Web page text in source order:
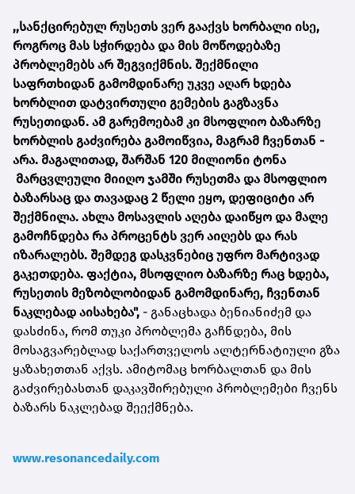
,,სანქცირებულ რუსეთს ვერ გააქვს ხორბალი ისე,
როგროც მას სჭირდება და მის მოწოდებაზე
პრობლემებს არ შეგვიქმნის. შექმნილი
საფრთხიდან გამომდინარე უკვე აღარ ხდება
ხორბლით დატვირთული გემების გაგზავნა
რუსეთიდან. ამ გარემოებამ კი მსოფლიო ბაზარზე
ხორბლის გაძვირება გამოიწვია, მაგრამ ჩვენთან -
არა. მაგალითად, შარშან 120 მილიონი ტონა
მარცვლეული მიიღო ჯამში რუსეთმა და მსოფლიო
ბაზარსაც და თავადაც 2 წელი ეყო, დეფიციტი არ
შექმნილა. ახლა მოსავლის აღება დაიწყო და მალე
გამოჩნდება რა პროცენტს ვერ აიღებს და რას
იზარალებს. შემდეგ დასკვნებიც უფრო მარტივად
გაკეთდება. ფაქტია, მსოფლიო ბაზარზე რაც ხდება,
რუსეთის მეზობლობიდან გამომდინარე, ჩვენთან
ნაკლებად აისახება", - განაცხადა ბენიანიძემ და
დასძინა, რომ თუკი პრობლემა გაჩნდება, მის
მოსაგვარებლად საქართველოს ალტერნატიული გზა
ყაზახეთთან აქვს. ამიტომაც ხორბალთან და მის
გაძვირებასთან დაკავშირებული პრობლემები ჩვენს
ბაზარს ნაკლებად შეექმნება.
www.resonancedaily.com